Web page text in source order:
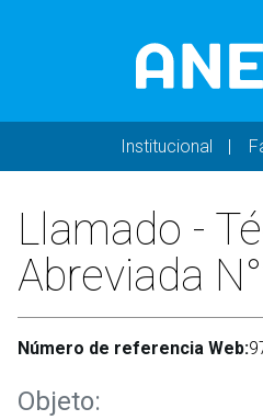
Institucional
Llamado -
Abreviada
Número de referencia Web:
Objeto: